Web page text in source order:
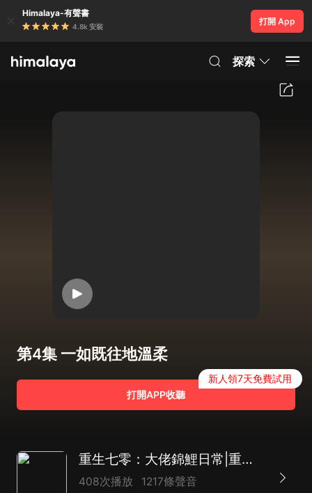
Himalaya-有聲書
4.8k 安裝
打開 App
探索
第4集 一如既往地溫柔
打開APP收聽
新人領7天免費試用
重生七零：大佬錦鯉日常|重生女強|甜寵爽文
408次播放 1217條聲音